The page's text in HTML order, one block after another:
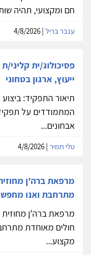
חם ומקצועי, תהיה
ענבר בריל
פסיכולוג/ית
ייעוץ, ארגון בטחוני
תיאור התפקיד: ביצוע
אבחונים...
טלי תמיר
מרפאת ברה'ן
מתרחבת ואנו
מרפאת ברה'ן מחוזית
חולים מאוחדת
מקצוע...